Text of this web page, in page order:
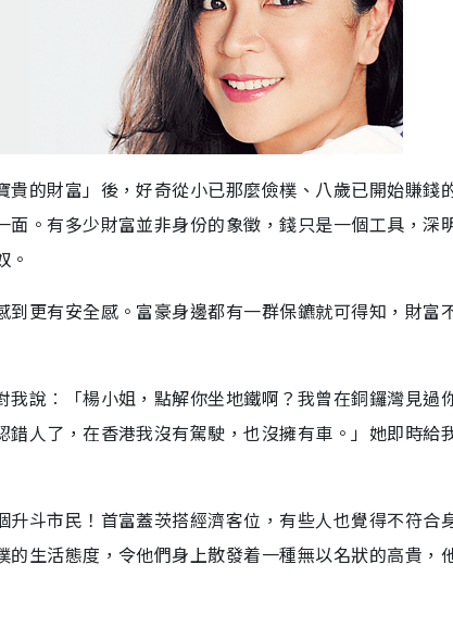
的財富」後，好奇從小已那麼儉樸、八歲已開始賺錢
。有多少財富並非身份的象徵，錢只是一個工具，深
。
更有安全感。富豪身邊都有一群保鑣就可得知，財富
說︰「楊小姐，點解你坐地鐵啊？我曾在銅鑼灣見過
人了，在香港我沒有駕駛，也沒擁有車。」她即時給
斗市民！首富蓋茨搭經濟客位，有些人也覺得不符合
生活態度，令他們身上散發着一種無以名狀的高貴，